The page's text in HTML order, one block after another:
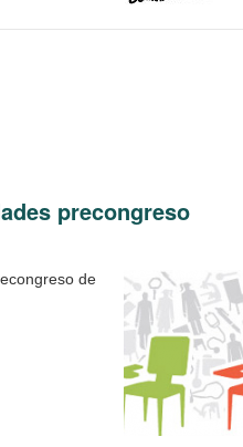
precongreso
de